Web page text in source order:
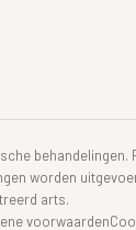
behandelingen.
worden
arts.
voorwaarden